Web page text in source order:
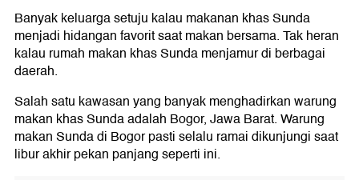
Banyak keluarga setuju kalau makanan khas Sunda
menjadi hidangan favorit saat makan bersama. Tak heran
kalau rumah makan khas Sunda menjamur di berbagai
daerah.
Salah satu kawasan yang banyak menghadirkan warung
makan khas Sunda adalah Bogor, Jawa Barat. Warung
makan Sunda di Bogor pasti selalu ramai dikunjungi saat
libur akhir pekan panjang seperti ini.